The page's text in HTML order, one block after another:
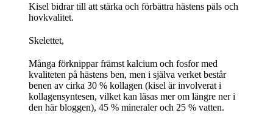
Kisel bidrar till att stärka och förbättra hästens päls och
hovkvalitet.
Skelettet,
Många förknippar främst kalcium och fosfor med
kvaliteten på hästens ben, men i själva verket består
benen av cirka 30 % kollagen (kisel är involverat i
kollagensyntesen, vilket kan läsas mer om längre ner i
den här bloggen), 45 % mineraler och 25 % vatten.